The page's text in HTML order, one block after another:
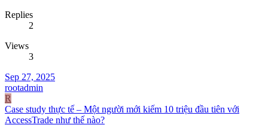
Replies
2
Views
3
Sep 27, 2025
rootadmin
R
Case study thực tế – Một người mới kiếm 10 triệu đầu tiên với
AccessTrade như thế nào?